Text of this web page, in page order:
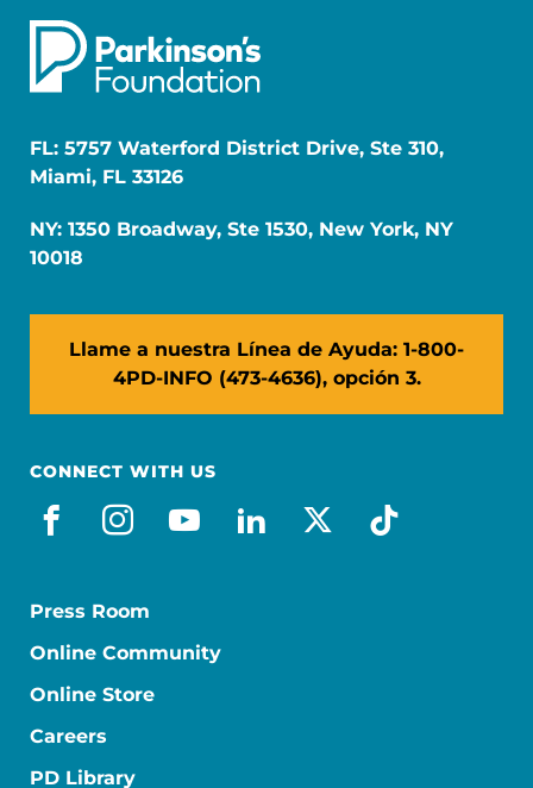
FL: 5757 Waterford District Drive, Ste 310,
Miami, FL 33126
NY: 1350 Broadway, Ste 1530, New York, NY
10018
Llame a nuestra Línea de Ayuda: 1-800-
4PD-INFO (473-4636), opción 3.
CONNECT WITH US
facebook_es
instagram
youtube
linkedin
x-socialtiktok
Press Room
Online Community
Online Store
Careers
PD Library